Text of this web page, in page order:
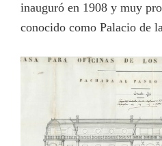
inauguró en 1908 y muy
conocido como Palacio de